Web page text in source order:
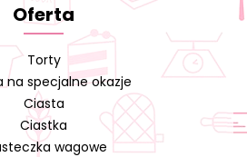
Oferta
Torty
na specjalne okazje
Ciasta
Ciastka
wagowe